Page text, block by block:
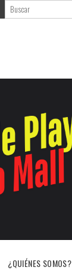
¿QUIÉNES SOMOS?